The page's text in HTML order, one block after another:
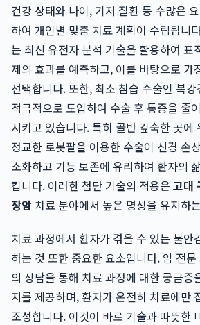
건강 상태와 나이, 기저 질환 등 수많은
하여 개인별 맞춤 치료 계획이 수립됩니
는 최신 유전자 분석 기술을 활용하여 표
제의 효과를 예측하고, 이를 바탕으로 가
선택합니다. 또한, 최소 침습 수술인 복
적극적으로 도입하여 수술 후 통증을 줄
시키고 있습니다. 특히 골반 깊숙한 곳에
정교한 로봇팔을 이용한 수술이 신경 손
소화하고 기능 보존에 유리하여 환자의
킵니다. 이러한 첨단 기술의 적용은 고대
장암 치료 분야에서 높은 명성을 유지하
치료 과정에서 환자가 겪을 수 있는 불안
하는 것 또한 중요한 요소입니다. 암 전
의 상담을 통해 치료 과정에 대한 궁금증
지를 제공하며, 환자가 온전히 치료에만
조성합니다. 이것이 바로 기술과 따뜻한